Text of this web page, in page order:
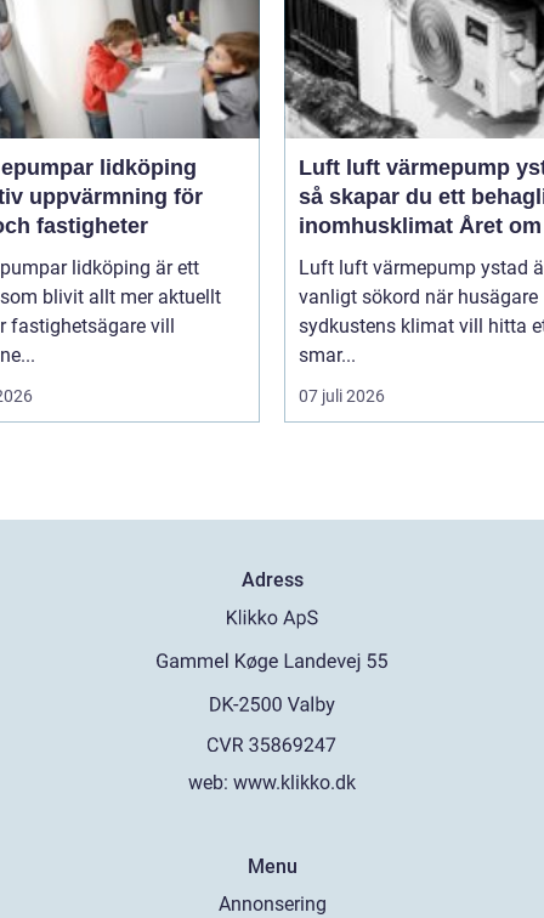
lidköping
uppvärmning för
fastigheter
lidköping är ett
blivit allt mer aktuellt
fastighetsägare vill
Luft luft värmepump
så skapar du ett
inomhusklimat Året om
Luft luft värmepump ystad
vanligt sökord när husägare
sydkustens klimat vill hitta
smar...
07 juli 2026
Adress
web: www.klikko.dk
Menu
Annonsering